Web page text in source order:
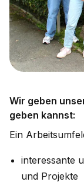
Wir geben
geben kannst:
Ein
interessante
und Projekte